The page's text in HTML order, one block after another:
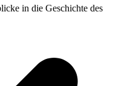
in die Geschichte des